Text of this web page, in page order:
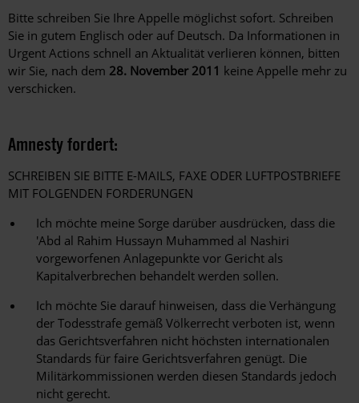
Bitte schreiben Sie Ihre Appelle möglichst sofort. Schreiben
Sie in gutem Englisch oder auf Deutsch. Da Informationen in
Urgent Actions schnell an Aktualität verlieren können, bitten
wir Sie, nach dem 28. November 2011 keine Appelle mehr zu
verschicken.
Amnesty fordert:
SCHREIBEN SIE BITTE E-MAILS, FAXE ODER LUFTPOSTBRIEFE
MIT FOLGENDEN FORDERUNGEN
Ich möchte meine Sorge darüber ausdrücken, dass die
'Abd al Rahim Hussayn Muhammed al Nashiri
vorgeworfenen Anlagepunkte vor Gericht als
Kapitalverbrechen behandelt werden sollen.
Ich möchte Sie darauf hinweisen, dass die Verhängung
der Todesstrafe gemäß Völkerrecht verboten ist, wenn
das Gerichtsverfahren nicht höchsten internationalen
Standards für faire Gerichtsverfahren genügt. Die
Militärkommissionen werden diesen Standards jedoch
nicht gerecht.